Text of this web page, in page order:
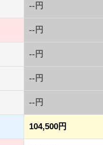
--円
--円
--円
--円
--円
104,500円